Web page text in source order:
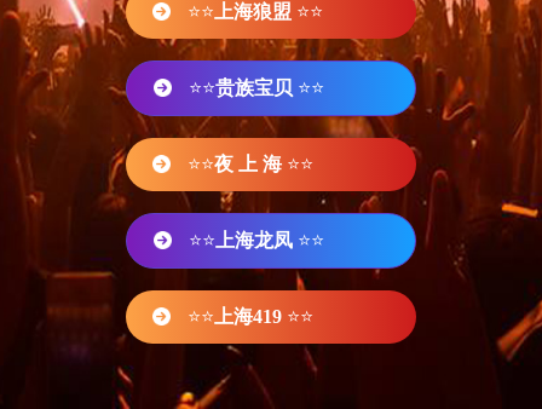
⭐⭐ 上海狼盟 ⭐⭐
⭐⭐贵族宝贝 ⭐⭐
⭐⭐夜 上 海 ⭐⭐
⭐⭐ 上海龙凤 ⭐⭐
⭐⭐ 上海419 ⭐⭐